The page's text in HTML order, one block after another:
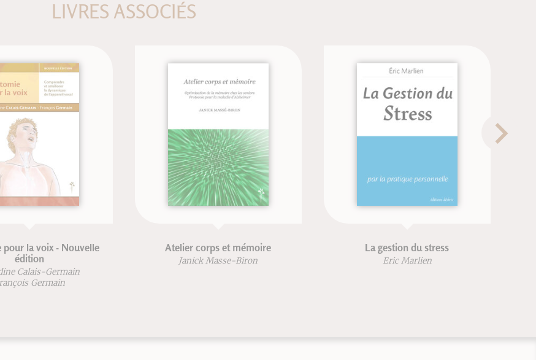
LIVRES ASSOCIÉS
voix - Nouvelle
Germain
Germain
Atelier corps et mémoire
Janick Masse-Biron
La gestion du stress
Eric Marlien